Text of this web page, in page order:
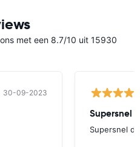
met een 8.7/10 uit 15930
30-09-2023
Supersnel
Supersnel